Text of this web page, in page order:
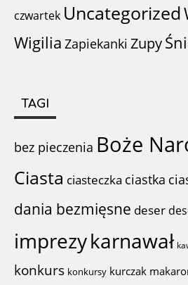
czwartek Uncategorized
Wigilia Zapiekanki Zupy
TAGI
bez pieczenia Boże
Ciasta ciasteczka ciastka
dania bezmięsne deser
imprezykarnawał
konkurs konkursy kurczak